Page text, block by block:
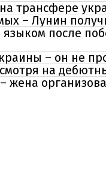
трансфере
– Лунин
после
– он не
на
жена